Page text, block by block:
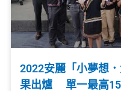
2022安麗「小夢想
果出爐 單一最高